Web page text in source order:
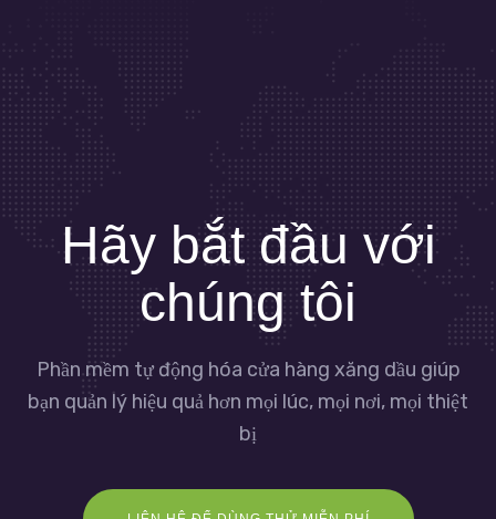
Hãy bắt đầu với
chúng tôi
Phần mềm tự động hóa cửa hàng xăng dầu giúp
bạn quản lý hiệu quả hơn mọi lúc, mọi nơi, mọi thiệt
bị